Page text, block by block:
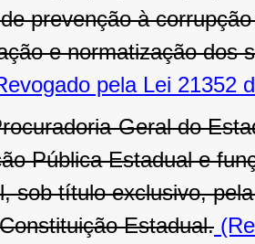
prevenção à
e normatização dos
pela Lei 21352
Geral do
Pública Estadual e
sob título exclusivo,
Estadual.